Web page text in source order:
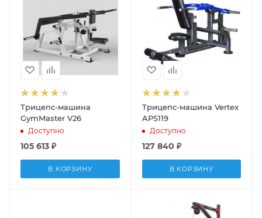
Трицепс-машина
GymMaster V26
Доступно
105 613 ₽
В КОРЗИНУ
Трицепс-машина Vertex
APS119
Доступно
127 840 ₽
В КОРЗИНУ